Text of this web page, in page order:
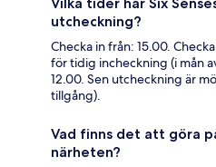
utcheckning?
Checka in från: 15.00.
för tidig incheckning (i mån
12.00. Sen utcheckning är
tillgång).
Vad finns det att göra
närheten?